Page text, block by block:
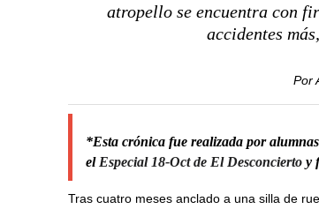
atropello se encuentra con
accidentes
Por
*Esta crónica fue realizada por
el Especial 18-Oct de El Desconcierto y
Tras cuatro meses anclado a una silla de